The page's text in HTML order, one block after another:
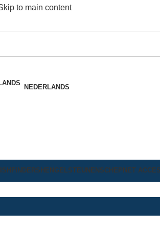
to main content
NEDERLANDS
HENGELSTEUNEN SCHEPNET